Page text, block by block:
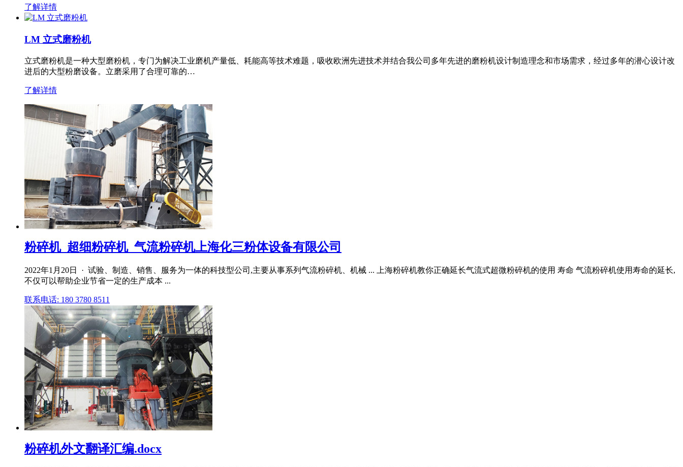
了解详情
LM 立式磨粉机
立式磨粉机是一种大型磨粉机，专门为解决工业磨机产量低、耗能高等技术难题，吸收欧洲先进技术并结合我公司多年先进的磨粉机设计制造理念和市场需求，经过多年的潜心设计改
进后的大型粉磨设备。立磨采用了合理可靠的…
了解详情
粉碎机_超细粉碎机_气流粉碎机上海化三粉体设备有限公司
2022年1月20日 · 试验、制造、销售、服务为一体的科技型公司,主要从事系列气流粉碎机、机械 ... 上海粉碎机教你正确延长气流式超微粉碎机的使用 寿命 气流粉碎机使用寿命的延长,
不仅可以帮助企业节省一定的生产成本 ...
联系电话: 180 3780 8511
粉碎机外文翻译汇编.docx